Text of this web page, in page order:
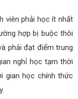
viên phải học ít nhất
hợp bị buộc thôi
phải đạt điểm trung
nghỉ học tạm thời
gian học chính thức